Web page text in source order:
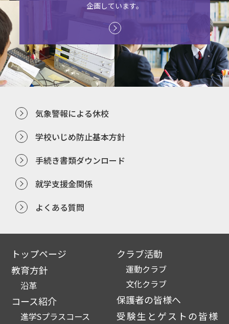
企画しています。
気象警報による休校
学校いじめ防止基本方針
手続き書類ダウンロード
就学支援金関係
よくある質問
トップページ
教育方針
沿革
コース紹介
進学Sプラスコース
クラブ活動
運動クラブ
文化クラブ
保護者の皆様へ
受験生とゲストの皆様